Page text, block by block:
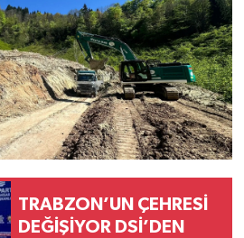
TRABZON’UN ÇEHRESİ
DEĞİŞİYOR DSİ’DEN